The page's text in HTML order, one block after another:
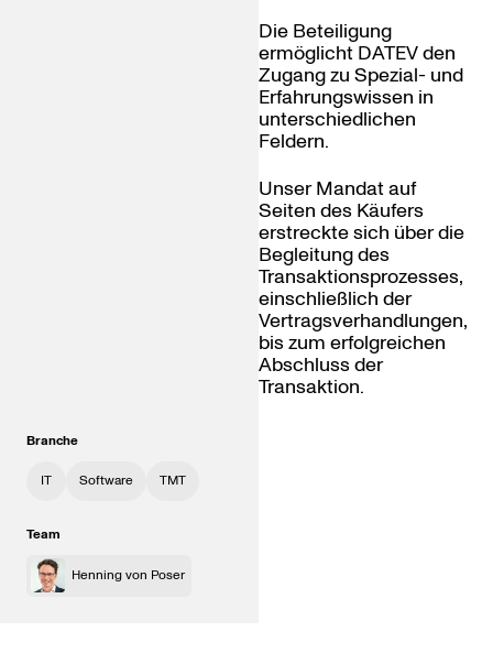
Branche
IT Software TMT
Team
Henning von Poser
Die Beteiligung
ermöglicht DATEV den
Zugang zu Spezial- und
Erfahrungswissen in
unterschiedlichen
Feldern.
Unser Mandat auf
Seiten des Käufers
erstreckte sich über die
Begleitung des
Transaktionsprozesses,
einschließlich der
Vertragsverhandlungen,
bis zum erfolgreichen
Abschluss der
Transaktion.